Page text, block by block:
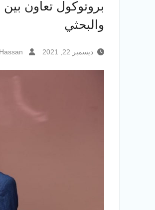
بروتوكول تعاون
والبحثي
ديسمبر 22, 2021